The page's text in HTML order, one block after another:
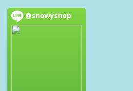
@snowyshop